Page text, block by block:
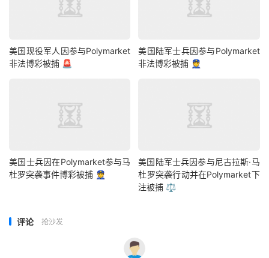
美国现役军人因参与Polymarket
非法博彩被捕 🚨
美国陆军士兵因参与Polymarket
非法博彩被捕 👮
美国士兵因在Polymarket参与马
杜罗突袭事件博彩被捕 👮
美国陆军士兵因参与尼古拉斯·马
杜罗突袭行动并在Polymarket下
注被捕 ⚖️
评论 抢沙发